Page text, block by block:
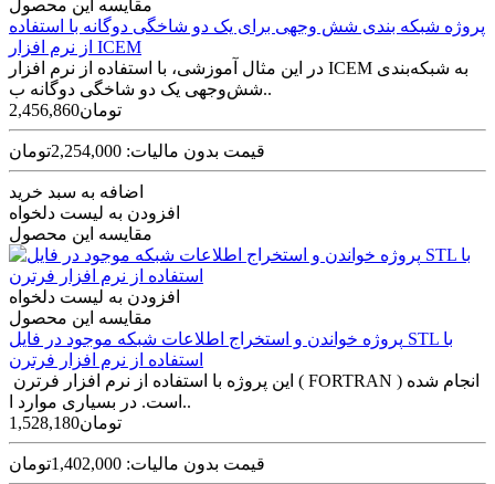
مقایسه این محصول
پروژه شبکه بندی شش وجهی برای یک دو شاخگی دوگانه با استفاده
از نرم افزار ICEM
در این مثال آموزشی، با استفاده از نرم افزار ICEM به شبکه‌بندی
شش‌وجهی یک دو شاخگی دوگانه ب..
2,456,860تومان
قیمت بدون مالیات: 2,254,000تومان
اضافه به سبد خرید
افزودن به لیست دلخواه
مقایسه این محصول
افزودن به لیست دلخواه
مقایسه این محصول
پروژه خواندن و استخراج اطلاعات شبکه موجود در فایل STL با
استفاده از نرم افزار فرترن
است. در بسیاری موارد ا..
1,528,180تومان
قیمت بدون مالیات: 1,402,000تومان